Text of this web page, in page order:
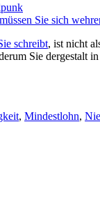
Sie sich
schreibt, ist nicht
Sie dergestalt
, Mindestlohn,